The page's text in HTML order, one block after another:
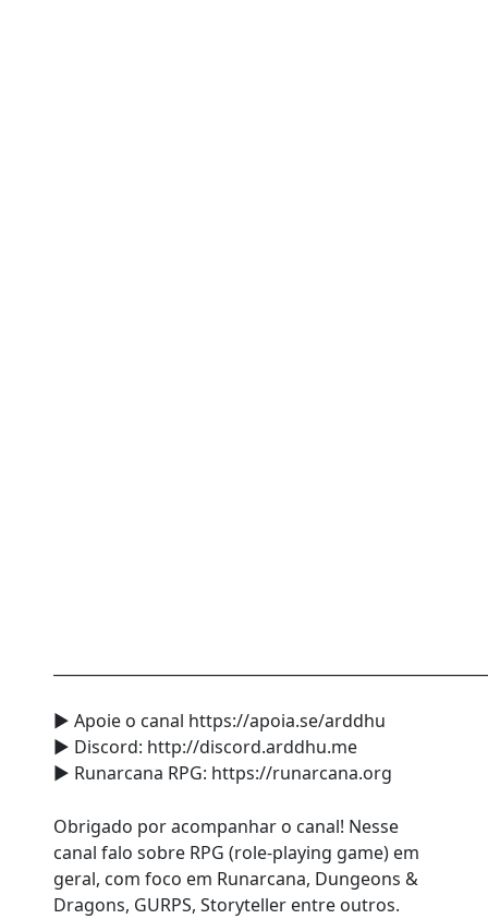
► Apoie o canal https://apoia.se/arddhu
► Discord: http://discord.arddhu.me
► Runarcana RPG: https://runarcana.org
Obrigado por acompanhar o canal! Nesse
canal falo sobre RPG (role-playing game) em
geral, com foco em Runarcana, Dungeons &
Dragons, GURPS, Storyteller entre outros.